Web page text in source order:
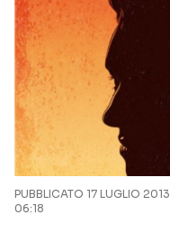
PUBBLICATO 17 LUGLIO 2013
06:18